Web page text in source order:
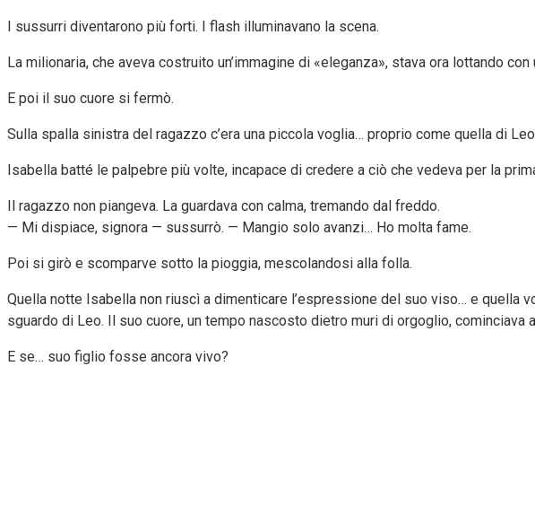
I sussurri diventarono più forti. I flash illuminavano la scena.
La milionaria, che aveva costruito un’immagine di «eleganza», stava ora lottando
E poi il suo cuore si fermò.
Sulla spalla sinistra del ragazzo c’era una piccola voglia… proprio come quella di
Isabella batté le palpebre più volte, incapace di credere a ciò che vedeva per la
Il ragazzo non piangeva. La guardava con calma, tremando dal freddo.
— Mi dispiace, signora — sussurrò. — Mangio solo avanzi… Ho molta fame.
Poi si girò e scomparve sotto la pioggia, mescolandosi alla folla.
Quella notte Isabella non riuscì a dimenticare l’espressione del suo viso… e quella
sguardo di Leo. Il suo cuore, un tempo nascosto dietro muri di orgoglio, cominciava
E se… suo figlio fosse ancora vivo?